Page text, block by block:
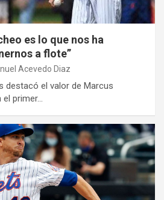
es lo que nos ha
a flote”
Acevedo Diaz
destacó el valor de Marcus
el primer…